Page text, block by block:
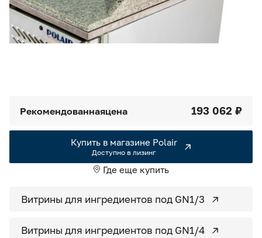
Рекомендованнаяцена 193 062 ₽
Купить в магазине Polair
Доступно в лизинг
Где еще купить
Витрины для ингредиентов под GN1/3
Витрины для ингредиентов под GN1/4
Камеры холодильные
Машины холодильные
Решения для Вашего Dark Store
Smart Serviсe
Единый доступ по QR-коду ко всей информации об изделии